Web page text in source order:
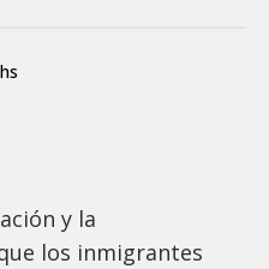
y la
los inmigrantes